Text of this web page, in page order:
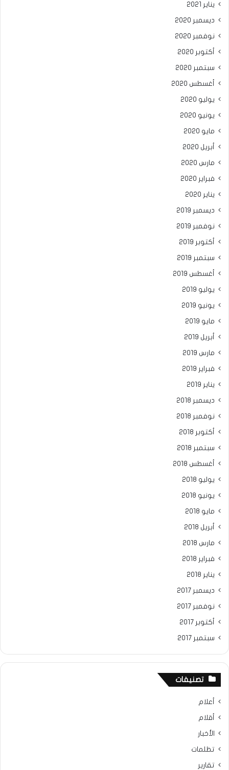
يناير 2021
ديسمبر 2020
نوفمبر 2020
أكتوبر 2020
سبتمبر 2020
أغسطس 2020
يوليو 2020
يونيو 2020
مايو 2020
أبريل 2020
مارس 2020
فبراير 2020
يناير 2020
ديسمبر 2019
نوفمبر 2019
أكتوبر 2019
سبتمبر 2019
أغسطس 2019
يوليو 2019
يونيو 2019
مايو 2019
أبريل 2019
مارس 2019
فبراير 2019
يناير 2019
ديسمبر 2018
نوفمبر 2018
أكتوبر 2018
سبتمبر 2018
أغسطس 2018
يوليو 2018
يونيو 2018
مايو 2018
أبريل 2018
مارس 2018
فبراير 2018
يناير 2018
ديسمبر 2017
نوفمبر 2017
أكتوبر 2017
سبتمبر 2017
تصنيفات
أعلام
أقلام
الأخبار
تظلمات
تقارير